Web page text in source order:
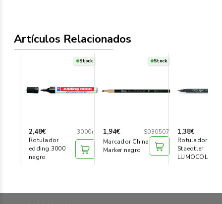
Artículos Relacionados
Stock
2,48€
3000n
Rotulador
edding 3000
negro
Stock
1,94€
S030507
Marcador China
Marker negro
1,38€
Rotulador
Staedtler
LUMOCOLOR®